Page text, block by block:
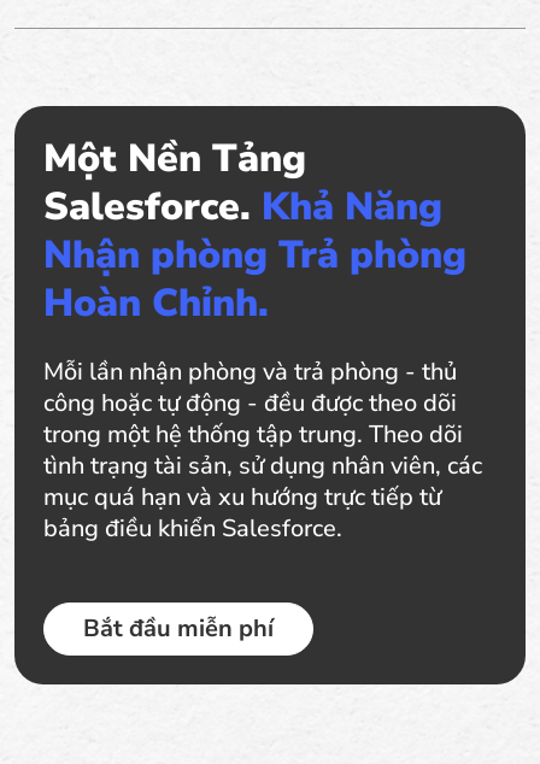
Một Nền Tảng
Salesforce. Khả Năng
Nhận phòng Trả phòng
Hoàn Chỉnh.
Mỗi lần nhận phòng và trả phòng - thủ
công hoặc tự động - đều được theo dõi
trong một hệ thống tập trung. Theo dõi
tình trạng tài sản, sử dụng nhân viên, các
mục quá hạn và xu hướng trực tiếp từ
bảng điều khiển Salesforce.
Bắt đầu miễn phí